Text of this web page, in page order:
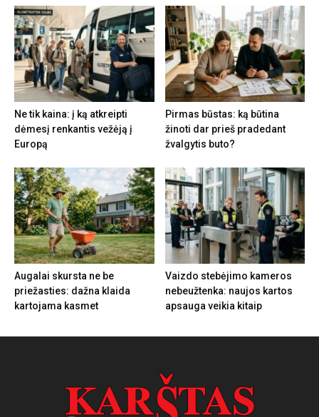
Ne tik kaina: į ką atkreipti
dėmesį renkantis vežėją į
Europą
Pirmas būstas: ką būtina
žinoti dar prieš pradedant
žvalgytis buto?
Augalai skursta ne be
priežasties: dažna klaida
kartojama kasmet
Vaizdo stebėjimo kameros
nebeužtenka: naujos kartos
apsauga veikia kitaip